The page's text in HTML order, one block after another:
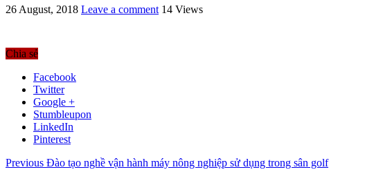
26 August, 2018 Leave a comment 14 Views
Chia sẻ
Facebook
Twitter
Google +
Stumbleupon
LinkedIn
Pinterest
Previous Đào tạo nghề vận hành máy nông nghiệp sử dụng trong sân golf